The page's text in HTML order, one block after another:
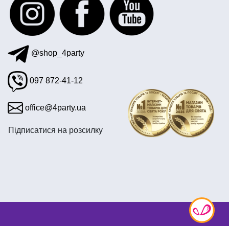
@shop_4party
097 872-41-12
office@4party.ua
Підписатися на розсилку